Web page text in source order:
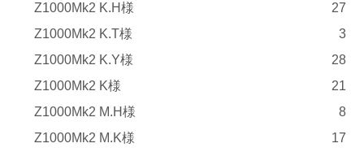
Z1000Mk2 K.H様
27
Z1000Mk2 K.T様
3
Z1000Mk2 K.Y様
28
Z1000Mk2 K様
21
Z1000Mk2 M.H様
8
Z1000Mk2 M.K様
17